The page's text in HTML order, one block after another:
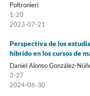
Poltronieri
1-20
2023-07-21
Perspectiva de los
híbrido en los cursos de
Daniel Alonso González-
3-27
2024-06-30